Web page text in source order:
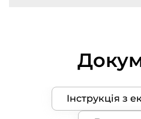
Інструкція з